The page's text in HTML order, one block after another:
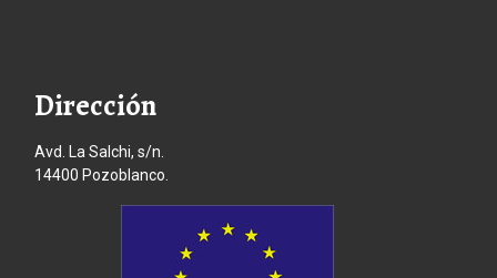
Dirección
Avd. La Salchi, s/n.
14400 Pozoblanco.